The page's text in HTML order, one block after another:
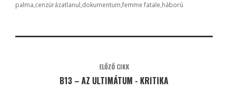
palma cenzúrázatlanul dokumentum femme fatale háború
ELŐZŐ CIKK
B13 – AZ ULTIMÁTUM - KRITIKA